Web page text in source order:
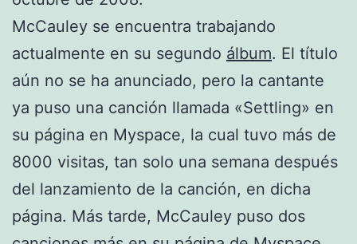
McCauley se encuentra trabajando
actualmente en su segundo álbum. El título
aún no se ha anunciado, pero la cantante
ya puso una canción llamada «Settling» en
su página en Myspace, la cual tuvo más de
8000 visitas, tan solo una semana después
del lanzamiento de la canción, en dicha
página. Más tarde, McCauley puso dos